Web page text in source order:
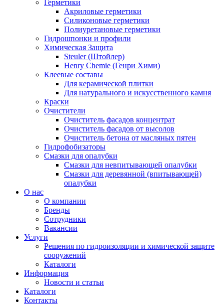
Герметики
Акриловые герметики
Силиконовые герметики
Полиуретановые герметики
Гидрошпонки и профили
Химическая Защита
Steuler (Штойлер)
Henry Chemie (Генри Хими)
Клеевые составы
Для керамической плитки
Для натурального и искусственного камня
Краски
Очистители
Очиститель фасадов концентрат
Очиститель фасадов от высолов
Очиститель бетона от масляных пятен
Гидрофобизаторы
Смазки для опалубки
Смазки для невпитывающей опалубки
Смазки для деревянной (впитывающей)
опалубки
О нас
О компании
Бренды
Сотрудники
Вакансии
Услуги
Решения по гидроизоляции и химической защите
сооружений
Каталоги
Информация
Новости и статьи
Каталоги
Контакты